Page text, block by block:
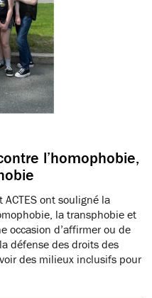
l’homophobie,
ont souligné la
la transphobie et
occasion d’affirmer ou de
défense des droits des
des milieux inclusifs pour